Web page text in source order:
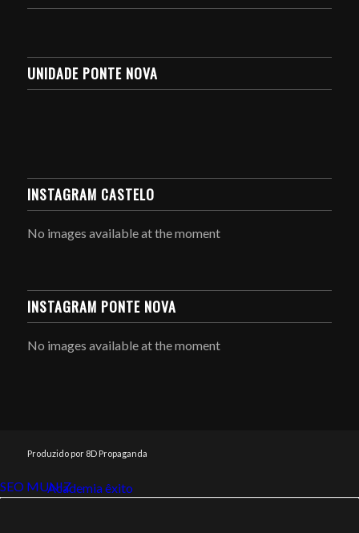
UNIDADE PONTE NOVA
INSTAGRAM CASTELO
No images available at the moment
INSTAGRAM PONTE NOVA
No images available at the moment
Produzido por 8D Propaganda
SEO MUNIZ
Link112Academia êxito